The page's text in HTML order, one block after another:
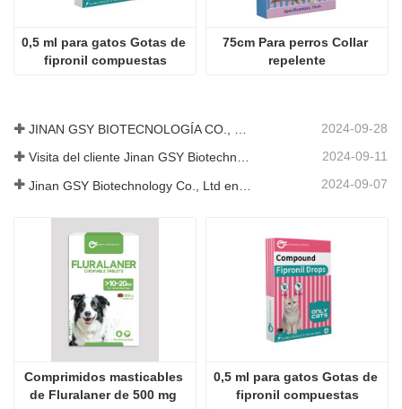
0,5 ml para gatos Gotas de
fipronil compuestas
75cm Para perros Collar
repelente
2024-09-28
Visita del cliente Jinan GSY Biotechnology Co., Ltd 2024-09-11
2024-09-07
Comprimidos masticables
de Fluralaner de 500 mg
0,5 ml para gatos Gotas de
fipronil compuestas